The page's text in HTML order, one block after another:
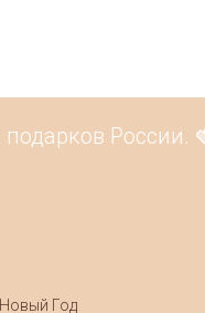
России.
Год